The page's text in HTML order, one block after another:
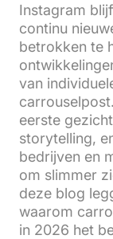
Instagram
continu
betrokken te
van
eerste
storytelling,
bedrijven en
om slimmer
deze blog
waarom
in 2026 het